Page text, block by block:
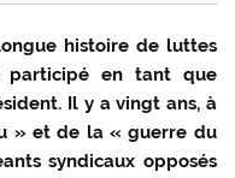
histoire de luttes
participé en tant que
Il y a vingt ans, à
» et de la « guerre du
syndicaux opposés